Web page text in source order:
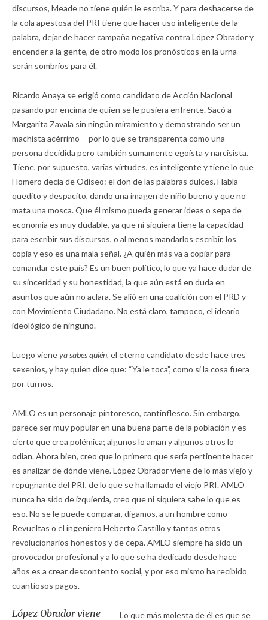
discursos, Meade no tiene quién le escriba. Y para deshacerse de
la cola apestosa del PRI tiene que hacer uso inteligente de la
palabra, dejar de hacer campaña negativa contra López Obrador y
encender a la gente, de otro modo los pronósticos en la urna
serán sombríos para él.
Ricardo Anaya se erigió como candidato de Acción Nacional
pasando por encima de quien se le pusiera enfrente. Sacó a
Margarita Zavala sin ningún miramiento y demostrando ser un
machista acérrimo —por lo que se transparenta como una
persona decidida pero también sumamente egoísta y narcisista.
Tiene, por supuesto, varias virtudes, es inteligente y tiene lo que
Homero decía de Odiseo: el don de las palabras dulces. Habla
quedito y despacito, dando una imagen de niño bueno y que no
mata una mosca. Que él mismo pueda generar ideas o sepa de
economía es muy dudable, ya que ni siquiera tiene la capacidad
para escribir sus discursos, o al menos mandarlos escribir, los
copia y eso es una mala señal. ¿A quién más va a copiar para
comandar este país? Es un buen político, lo que ya hace dudar de
su sinceridad y su honestidad, la que aún está en duda en
asuntos que aún no aclara. Se alió en una coalición con el PRD y
con Movimiento Ciudadano. No está claro, tampoco, el ideario
ideológico de ninguno.
Luego vieneya sabes quién, el eterno candidato desde hace tres
sexenios, y hay quien dice que: “Ya le toca”, como si la cosa fuera
por turnos.
AMLO es un personaje pintoresco, cantinflesco. Sin embargo,
parece ser muy popular en una buena parte de la población y es
cierto que crea polémica; algunos lo aman y algunos otros lo
odian. Ahora bien, creo que lo primero que sería pertinente hacer
es analizar de dónde viene. López Obrador viene de lo más viejo y
repugnante del PRI, de lo que se ha llamado el viejo PRI. AMLO
nunca ha sido de izquierda, creo que ni siquiera sabe lo que es
eso. No se le puede comparar, digamos, a un hombre como
Revueltas o el ingeniero Heberto Castillo y tantos otros
revolucionarios honestos y de cepa. AMLO siempre ha sido un
provocador profesional y a lo que se ha dedicado desde hace
años es a crear descontento social, y por eso mismo ha recibido
cuantiosos pagos.
López Obrador viene
Lo que más molesta de él es que se